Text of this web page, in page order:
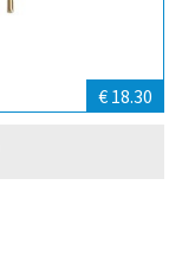
€ 18.30